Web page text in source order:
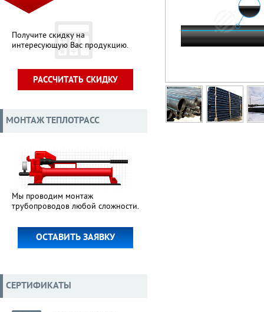
Получите скидку на
интересующую Вас продукцию.
РАССЧИТАТЬ СКИДКУ
МОНТАЖ ТЕПЛОТРАСС
Мы проводим монтаж
трубопроводов любой сложности.
ОСТАВИТЬ ЗАЯВКУ
СЕРТИФИКАТЫ